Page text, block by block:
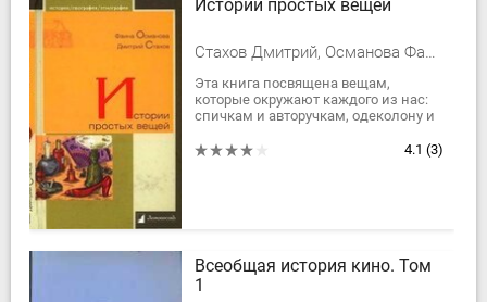
Истории простых вещей
Стахов Дмитрий, Османова Фаина
Эта книга посвящена вещам,
которые окружают каждого из нас:
спичкам и авторучкам, одеколону и
чемоданам и велосипедам,
4.1 (3)
Всеобщая история кино. Том
1